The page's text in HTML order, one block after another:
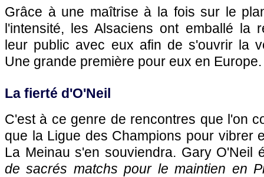
Grâce à une maîtrise à la fois sur le
l'intensité, les Alsaciens ont emballé la
leur public avec eux afin de s'ouvrir la
Une grande première pour eux en Europe.
La fierté d'O'Neil
C'est à ce genre de rencontres que l'on
que la Ligue des Champions pour vibrer
La Meinau s'en souviendra. Gary O'Neil
de sacrés matchs pour le maintien en